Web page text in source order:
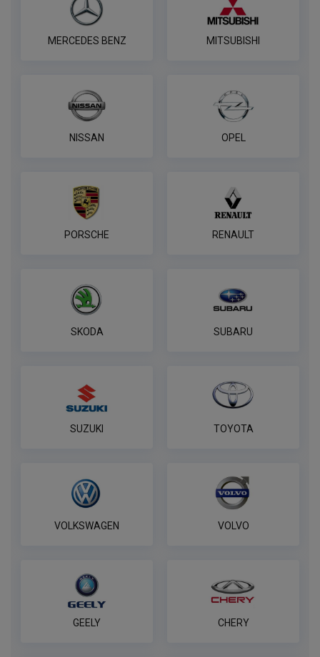
MERCEDES BENZ MITSUBISHI
NISSAN OPEL
PORSCHE RENAULT
SKODA SUBARU
SUZUKI TOYOTA
VOLKSWAGEN VOLVO
GEELY CHERY